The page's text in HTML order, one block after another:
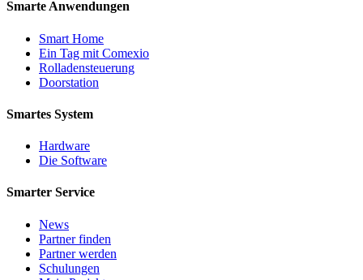
Smarte Anwendungen
Smart Home
Ein Tag mit Comexio
Rolladensteuerung
Doorstation
Smartes System
Hardware
Die Software
Smarter Service
News
Partner finden
Partner werden
Schulungen